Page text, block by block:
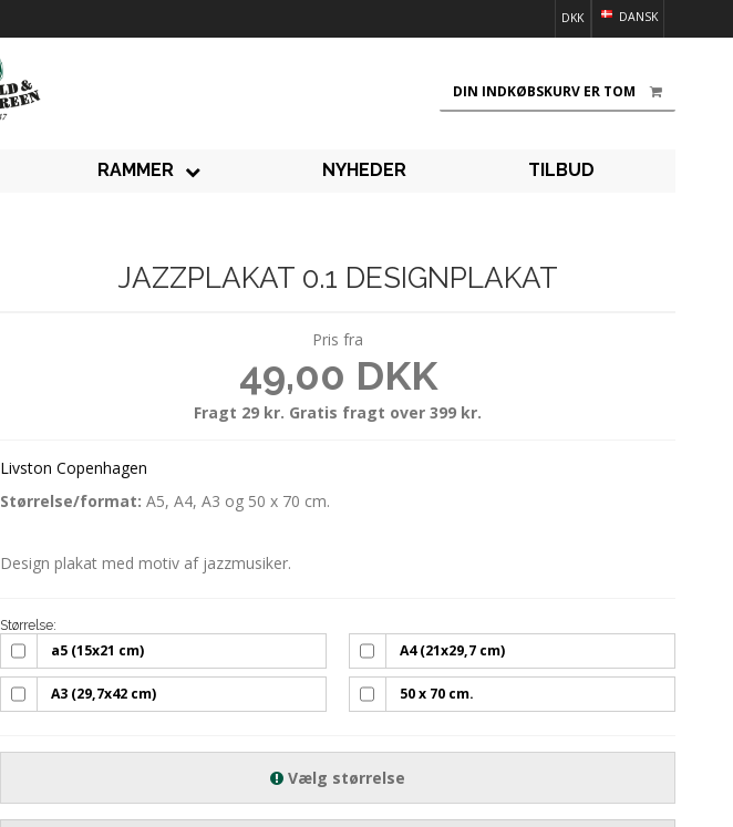
DANSK
DKK
DIN INDKØBSKURV ER TOM
RAMMER NYHEDER TILBUD
JAZZPLAKAT 0.1 DESIGNPLAKAT
Pris fra
49,00 DKK
Fragt 29 kr. Gratis fragt over 399 kr.
Livston Copenhagen
Størrelse/format: A5, A4, A3 og 50 x 70 cm.
Design plakat med motiv af jazzmusiker.
Størrelse:
a5 (15x21 cm) A4 (21x29,7 cm)
A3 (29,7x42 cm) 50 x 70 cm.
Vælg størrelse